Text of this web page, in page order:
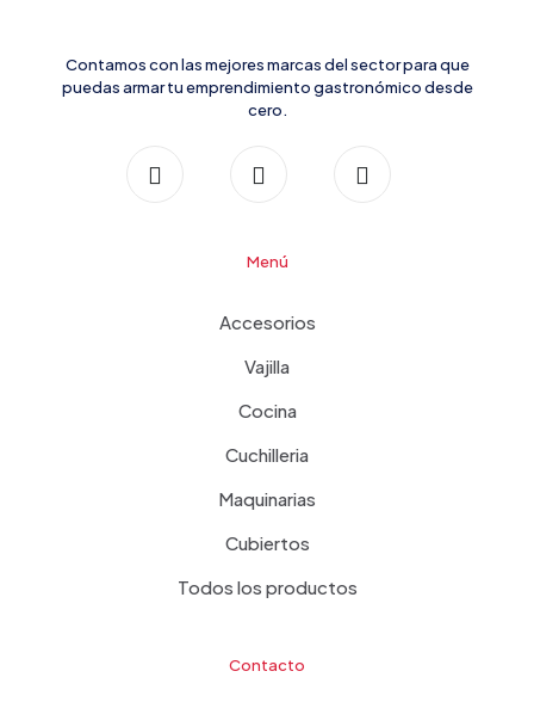
Contamos con las mejores marcas del sector para que
puedas armar tu emprendimiento gastronómico desde
cero.
Menú
Accesorios
Vajilla
Cocina
Cuchilleria
Maquinarias
Cubiertos
Todos los productos
Contacto